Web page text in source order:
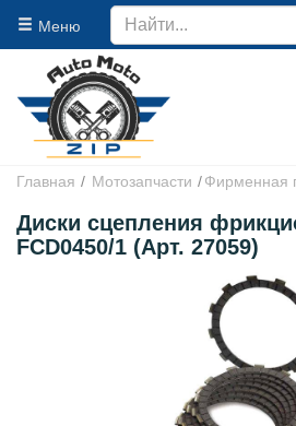
Меню
Главная Мотозапчасти Фирменная
Диски сцепления
FCD0450/1 (Арт. 27059)